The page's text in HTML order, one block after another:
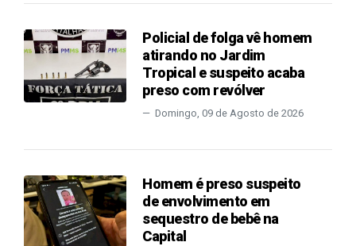
Policial de folga vê homem
atirando no Jardim
Tropical e suspeito acaba
preso com revólver
Domingo, 09 de Agosto de 2026
Homem é preso suspeito
de envolvimento em
sequestro de bebê na
Capital